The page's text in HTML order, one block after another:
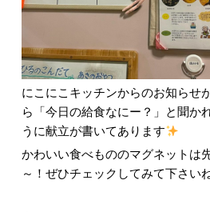
にこにこキッチンからのお知らせ
ら「今日の給食なにー？」と聞か
うに献立が書いてあります
かわいい食べもののマグネットは
～！ぜひチェックしてみて下さい